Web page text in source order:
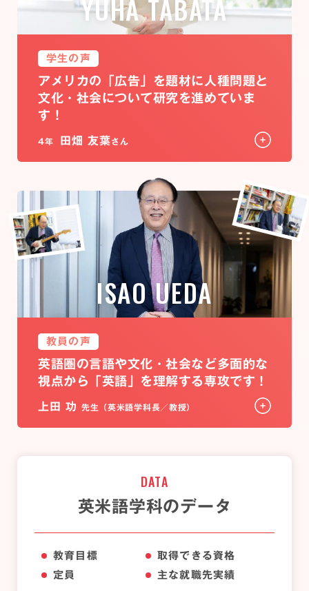
YUHA TABATA
学生の声
アメリカの「広告」を題材に人種問題と
文化・社会について研究を進めていま
す！
4年 田畑 友葉さん
ISAO UEDA
教員の声
英語圏の言語や文化・社会など多面的な
視点から「英語」を理解する専攻です！
上田 功 先生（英米語学科長／教授）
DATA
英米語学科のデータ
教育目標
取得できる資格
定員
主な就職先実績